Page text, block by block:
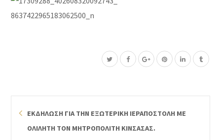
ΕΚΔΗΛΩΣΗ ΓΙΑ ΤΗΝ ΕΞΩΤΕΡΙΚΗ ΙΕΡΑΠΟΣΤΟΛΗ ΜΕ
ΟΛΙΛΗΤΗ ΤΟΝ ΜΗΤΡΟΠΟΛΙΤΗ ΚΙΝΣΑΣΑΣ.